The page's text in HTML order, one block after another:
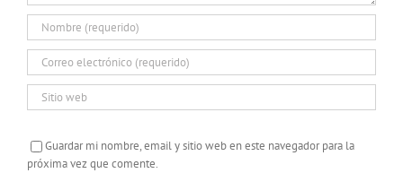
Guardar mi nombre, email y sitio web en este navegador para la
próxima vez que comente.